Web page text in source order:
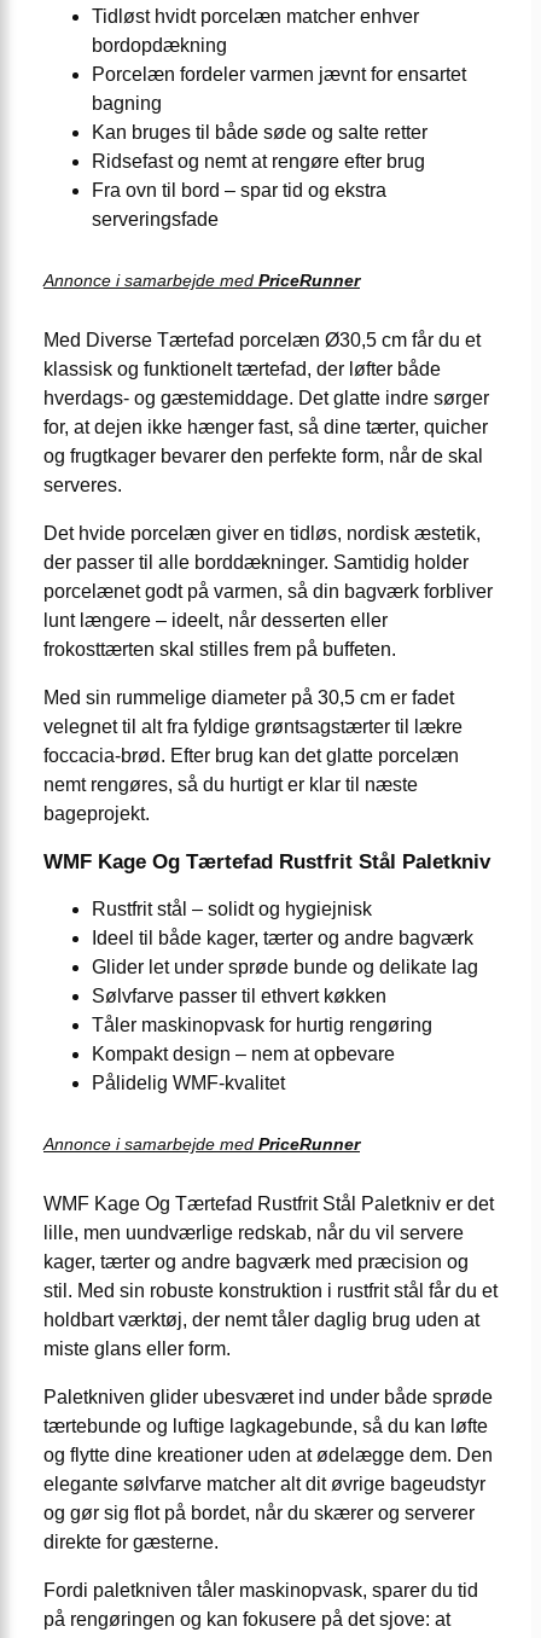
Tidløst hvidt porcelæn matcher enhver
bordopdækning
Porcelæn fordeler varmen jævnt for ensartet
bagning
Kan bruges til både søde og salte retter
Ridsefast og nemt at rengøre efter brug
Fra ovn til bord – spar tid og ekstra
serveringsfade
Annonce i samarbejde med PriceRunner
Med Diverse Tærtefad porcelæn Ø30,5 cm får du et
klassisk og funktionelt tærtefad, der løfter både
hverdags- og gæstemiddage. Det glatte indre sørger
for, at dejen ikke hænger fast, så dine tærter, quicher
og frugtkager bevarer den perfekte form, når de skal
serveres.
Det hvide porcelæn giver en tidløs, nordisk æstetik,
der passer til alle borddækninger. Samtidig holder
porcelænet godt på varmen, så din bagværk forbliver
lunt længere – ideelt, når desserten eller
frokosttærten skal stilles frem på buffeten.
Med sin rummelige diameter på 30,5 cm er fadet
velegnet til alt fra fyldige grøntsagstærter til lækre
foccacia-brød. Efter brug kan det glatte porcelæn
nemt rengøres, så du hurtigt er klar til næste
bageprojekt.
WMF Kage Og Tærtefad Rustfrit Stål Paletkniv
Rustfrit stål – solidt og hygiejnisk
Ideel til både kager, tærter og andre bagværk
Glider let under sprøde bunde og delikate lag
Sølvfarve passer til ethvert køkken
Tåler maskinopvask for hurtig rengøring
Kompakt design – nem at opbevare
Pålidelig WMF-kvalitet
Annonce i samarbejde med PriceRunner
WMF Kage Og Tærtefad Rustfrit Stål Paletkniv er det
lille, men uundværlige redskab, når du vil servere
kager, tærter og andre bagværk med præcision og
stil. Med sin robuste konstruktion i rustfrit stål får du et
holdbart værktøj, der nemt tåler daglig brug uden at
miste glans eller form.
Paletkniven glider ubesværet ind under både sprøde
tærtebunde og luftige lagkagebunde, så du kan løfte
og flytte dine kreationer uden at ødelægge dem. Den
elegante sølvfarve matcher alt dit øvrige bageudstyr
og gør sig flot på bordet, når du skærer og serverer
direkte for gæsterne.
Fordi paletkniven tåler maskinopvask, sparer du tid
på rengøringen og kan fokusere på det sjove: at